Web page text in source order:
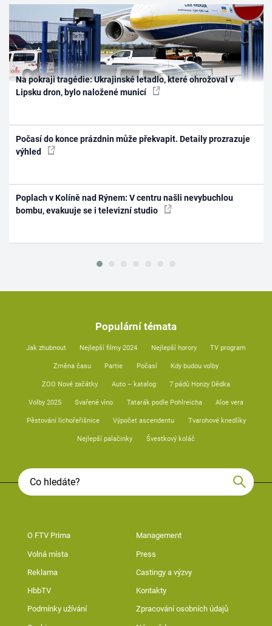
Na pokraji tragédie: Ukrajinské letadlo, které ohrožoval v
Lipsku dron, bylo naložené municí
Počasí do konce prázdnin může překvapit. Detaily prozrazuje
výhled
Poplach v Kolíně nad Rýnem: V centru našli nevybuchlou
bombu, evakuuje se i televizní studio
Populární témata
Jak zhubnout Nejlepší filmy 2024 Nejlepší horory TV program
Změna času Partie Počasí Kdy budou volby
ZOO Nové začátky Auto – katalog 7 pádů Honzy Dědka
Volby 2025 Svařené víno Tatarák podle Pohlreicha Aloe vera
Pěstování lichořeřišnice Výpočet ascendentu Tvarohové knedlíky
Nejlepší palačinky Švestkový koláč
O FTV Prima Management
Volná místa Press
Reklama Castingy a výzvy
HbbTV Kontakty
Podmínky užívání Zpracování osobních údajů